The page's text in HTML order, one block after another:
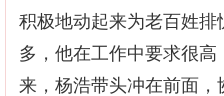
积极地动起来为老百姓
多，他在工作中要求很
来，杨浩带头冲在前面